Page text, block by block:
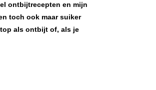
ontbijtrecepten en mijn
toch ook maar suiker
als ontbijt of, als je